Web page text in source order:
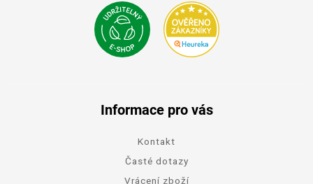
Informace pro vás
Kontakt
Časté dotazy
Vrácení zboží